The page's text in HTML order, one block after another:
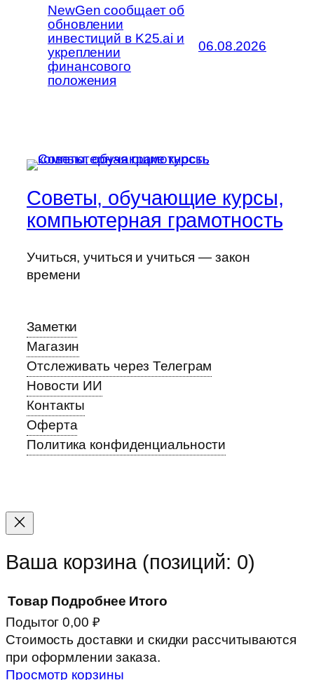
NewGen сообщает об
обновлении
инвестиций в K25.ai и
укреплении
финансового
положения
06.08.2026
Советы, обучающие курсы,
компьютерная грамотность
Учиться, учиться и учиться — закон
времени
Заметки
Магазин
Отслеживать через Телеграм
Новости ИИ
Контакты
Оферта
Политика конфиденциальности
Прокрутка
вверх
Ваша корзина (позиций: 0)
Товары
в
Товар Подробнее Итого
Подытог0,00 ₽
Стоимость доставки и скидки рассчитываются
при оформлении заказа.
Просмотр корзины